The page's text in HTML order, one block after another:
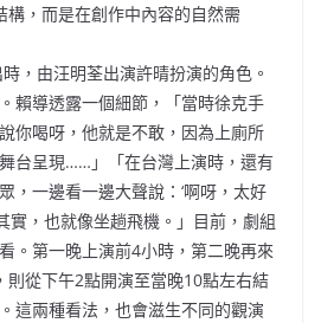
構，而是在創作中內容的自然需
，由汪明荃出演許晴扮演的角色。
賴導透露一個細節，「當時徐克手
你喝呀，他就是不敢，因為上廁所
台呈現……」「在台灣上演時，還有
，一邊看一邊大聲說：‘啊呀，太好
實，也就像坐趟飛機。」目前，劇組
。第一晚上演前4小時，第二晚再來
則從下午2點開演至當晚10點左右結
這兩種看法，也會滋生不同的觀演